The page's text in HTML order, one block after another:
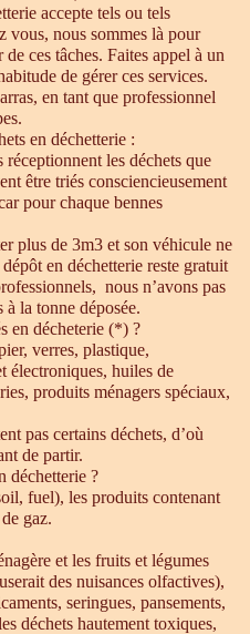
accepte tels ou tels
vous, nous sommes là pour
ces tâches. Faites appel à un
de gérer ces services.
en tant que professionnel
en déchetterie :
réceptionnent les déchets que
être triés consciencieusement
pour chaque bennes
plus de 3m3 et son véhicule ne
en déchetterie reste gratuit
nous n’avons pas
la tonne déposée.
en décheterie (*) ?
verres, plastique,
électroniques, huiles de
produits ménagers spéciaux,
pas certains déchets, d’où
de partir.
déchetterie ?
fuel), les produits contenant
gaz.
et les fruits et légumes
des nuisances olfactives),
seringues, pansements,
déchets hautement toxiques,